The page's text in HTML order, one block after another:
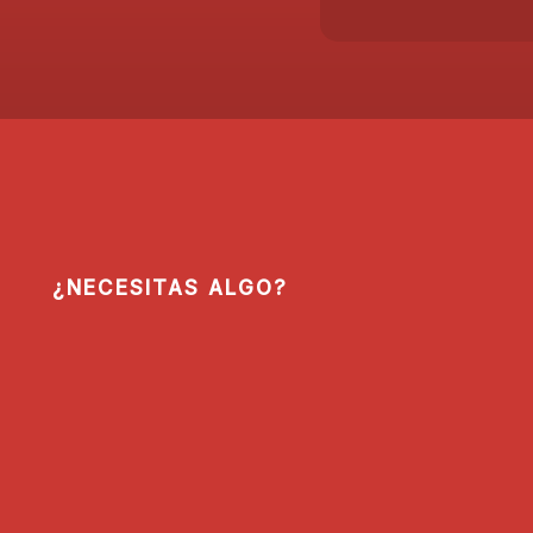
¿NECESITAS ALGO?